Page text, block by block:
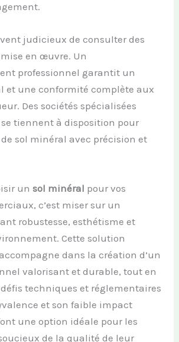
judicieux de consulter des
en œuvre. Un
professionnel garantit un
et une conformité complète aux
Des sociétés spécialisées
tiennent à disposition pour
sol minéral avec précision et
unsol minéral pour vos
c’est miser sur un
robustesse, esthétisme et
Cette solution
dans la création d’un
valorisant et durable, tout en
techniques et réglementaires
et son faible impact
une option idéale pour les
de la qualité de leur